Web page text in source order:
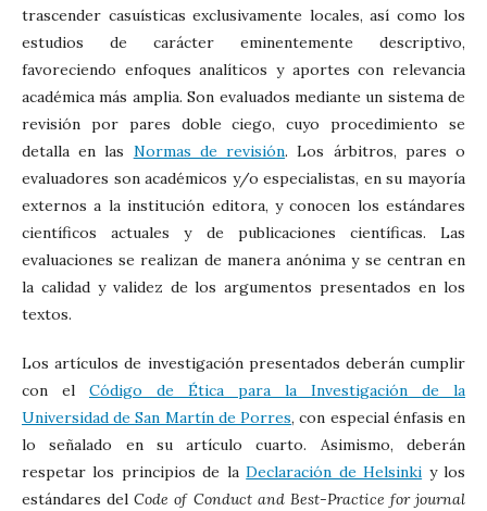
trascender casuísticas exclusivamente locales, así como los
estudios de carácter eminentemente descriptivo,
favoreciendo enfoques analíticos y aportes con relevancia
académica más amplia. Son evaluados mediante un sistema de
revisión por pares doble ciego, cuyo procedimiento se
detalla en las Normas de revisión. Los árbitros, pares o
evaluadores son académicos y/o especialistas, en su mayoría
externos a la institución editora, y conocen los estándares
científicos actuales y de publicaciones científicas. Las
evaluaciones se realizan de manera anónima y se centran en
la calidad y validez de los argumentos presentados en los
textos.
Los artículos de investigación presentados deberán cumplir
con el Código de Ética para la Investigación de la
Universidad de San Martín de Porres, con especial énfasis en
lo señalado en su artículo cuarto. Asimismo, deberán
respetar los principios de laDeclaración de Helsinki y los
estándares delCode of Conduct and Best-Practice for journal